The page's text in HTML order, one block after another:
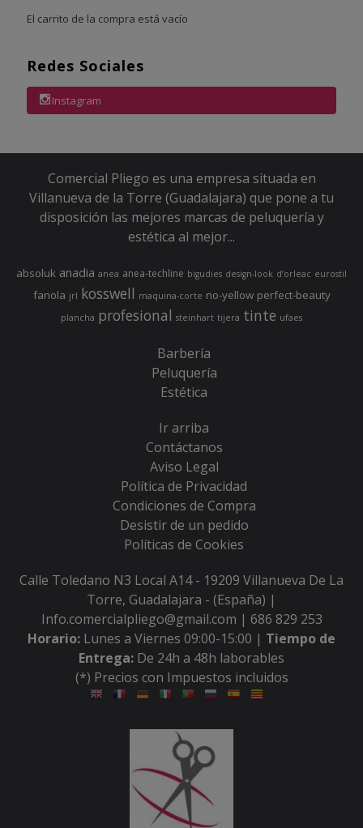
El carrito de la compra está vacío
Redes Sociales
Instagram
Comercial Pliego es una empresa situada en
Villanueva de la Torre (Guadalajara) que pone a tu
disposición las mejores marcas de peluquería y
estética al mejor...
absoluk anadia anea anea-techline bigudies design-look d’orleac eurostil
fanola jrl kosswell maquina-corte no-yellow perfect-beauty
plancha profesional steinhart tijera tinte ufaes
Barbería
Peluquería
Estética
Ir arriba
Contáctanos
Aviso Legal
Política de Privacidad
Condiciones de Compra
Desistir de un pedido
Políticas de Cookies
Calle Toledano N3 Local A14 - 19209 Villanueva De La
Torre, Guadalajara - (España) |
Info.comercialpliego@gmail.com | 686 829 253
Horario: Lunes a Viernes 09:00-15:00 | Tiempo de
Entrega: De 24h a 48h laborables
(*) Precios con Impuestos incluidos